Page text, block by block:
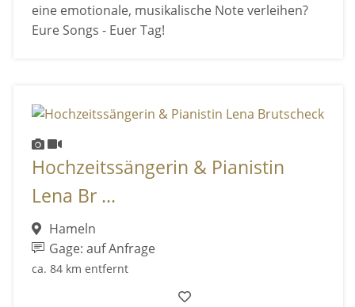
eine emotionale, musikalische Note verleihen?
Eure Songs - Euer Tag!
Hochzeitssängerin & Pianistin
Lena Br ...
Hameln
Gage: auf Anfrage
ca. 84 km entfernt